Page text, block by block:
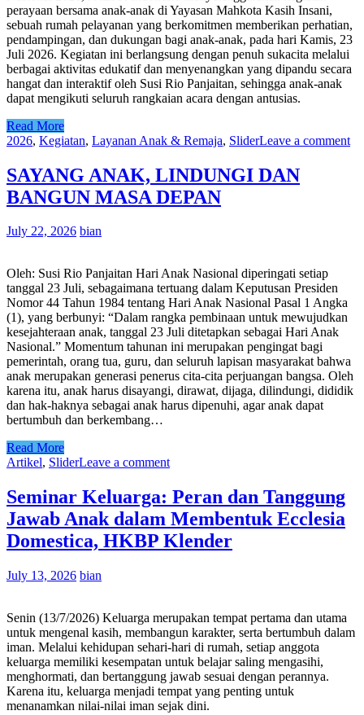
perayaan bersama anak-anak di Yayasan Mahkota Kasih Insani,
sebuah rumah pelayanan yang berkomitmen memberikan perhatian,
pendampingan, dan dukungan bagi anak-anak, pada hari Kamis, 23
Juli 2026. Kegiatan ini berlangsung dengan penuh sukacita melalui
berbagai aktivitas edukatif dan menyenangkan yang dipandu secara
hangat dan interaktif oleh Susi Rio Panjaitan, sehingga anak-anak
dapat mengikuti seluruh rangkaian acara dengan antusias.
Read More
2026, Kegiatan, Layanan Anak & Remaja, SliderLeave a comment
SAYANG ANAK, LINDUNGI DAN
BANGUN MASA DEPAN
July 22, 2026 bian
Oleh: Susi Rio Panjaitan Hari Anak Nasional diperingati setiap
tanggal 23 Juli, sebagaimana tertuang dalam Keputusan Presiden
Nomor 44 Tahun 1984 tentang Hari Anak Nasional Pasal 1 Angka
(1), yang berbunyi: “Dalam rangka pembinaan untuk mewujudkan
kesejahteraan anak, tanggal 23 Juli ditetapkan sebagai Hari Anak
Nasional.” Momentum tahunan ini merupakan pengingat bagi
pemerintah, orang tua, guru, dan seluruh lapisan masyarakat bahwa
anak merupakan generasi penerus cita-cita perjuangan bangsa. Oleh
karena itu, anak harus disayangi, dirawat, dijaga, dilindungi, dididik
dan hak-haknya sebagai anak harus dipenuhi, agar anak dapat
bertumbuh dan berkembang…
Read More
Artikel, SliderLeave a comment
Seminar Keluarga: Peran dan Tanggung
Jawab Anak dalam Membentuk Ecclesia
Domestica, HKBP Klender
July 13, 2026 bian
Senin (13/7/2026) Keluarga merupakan tempat pertama dan utama
untuk mengenal kasih, membangun karakter, serta bertumbuh dalam
iman. Melalui kehidupan sehari-hari di rumah, setiap anggota
keluarga memiliki kesempatan untuk belajar saling mengasihi,
menghormati, dan bertanggung jawab sesuai dengan perannya.
Karena itu, keluarga menjadi tempat yang penting untuk
menanamkan nilai-nilai iman sejak dini.